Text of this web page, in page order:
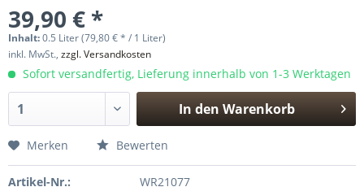
39,90 € *
Inhalt:0.5 Liter (79,80 € * / 1 Liter)
inkl. MwSt., zzgl. Versandkosten
Sofort versandfertig, Lieferung innerhalb von 1-3 Werktagen
In den Warenkorb
Merken Bewerten
Artikel-Nr.:
WR21077